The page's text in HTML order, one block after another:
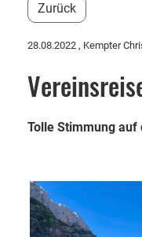
Zurück
28.08.2022 , Kempter
Tolle Stimmung auf